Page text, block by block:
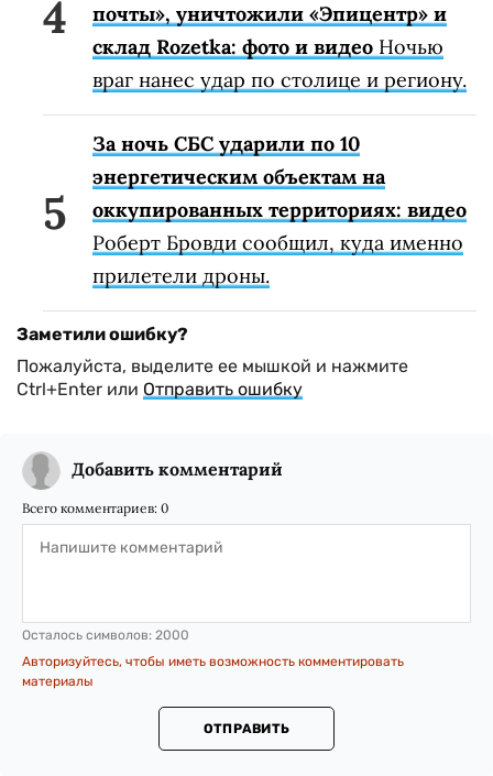
почты», уничтожили «Эпицентр» и
склад Rozetka: фото и видео Ночью
враг нанес удар по столице и региону.
За ночь СБС ударили по 10
энергетическим объектам на
оккупированных территориях: видео
Роберт Бровди сообщил, куда именно
прилетели дроны.
Заметили ошибку?
Пожалуйста, выделите ее мышкой и нажмите
Ctrl+Enter или Отправить ошибку
Добавить комментарий
Всего комментариев: 0
Осталось символов: 2000
Авторизуйтесь, чтобы иметь возможность комментировать
материалы
ОТПРАВИТЬ